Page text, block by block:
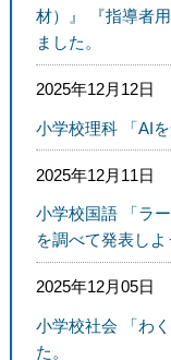
材）』 『指導者
ました。
2025年12月12日
小学校理科 「AI
2025年12月11日
小学校国語 「ラ
を調べて発表しよ
2025年12月05日
小学校社会 「わ
た。